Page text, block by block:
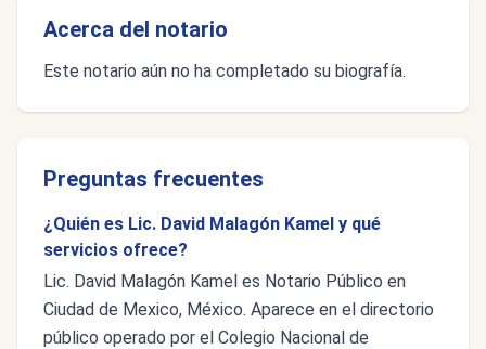
Acerca del notario
Este notario aún no ha completado su biografía.
Preguntas frecuentes
¿Quién es Lic. David Malagón Kamel y qué
servicios ofrece?
Lic. David Malagón Kamel es Notario Público en
Ciudad de Mexico, México. Aparece en el directorio
público operado por el Colegio Nacional de